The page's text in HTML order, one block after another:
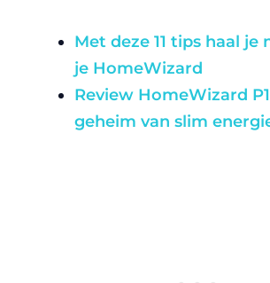
Met deze 11 tips haal je
je HomeWizard
Review HomeWizard
geheim van slim